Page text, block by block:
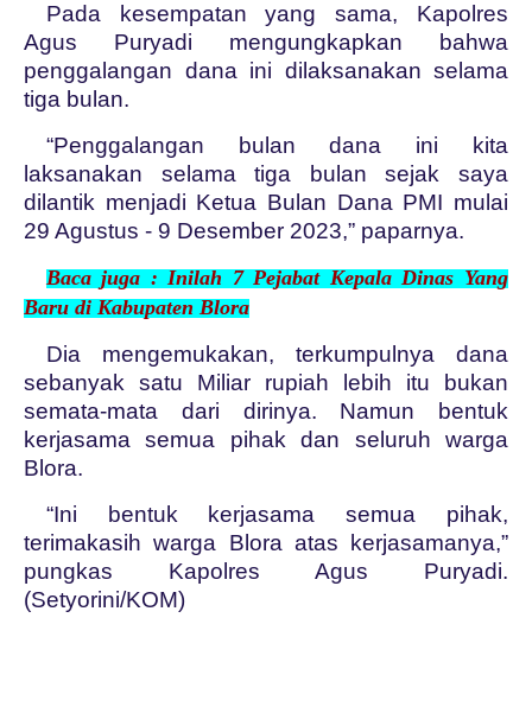
Pada kesempatan yang sama, Kapolres
Agus Puryadi mengungkapkan bahwa
penggalangan dana ini dilaksanakan selama
tiga bulan.
“Penggalangan bulan dana ini kita
laksanakan selama tiga bulan sejak saya
dilantik menjadi Ketua Bulan Dana PMI mulai
29 Agustus - 9 Desember 2023,” paparnya.
Baca juga :Inilah 7 Pejabat Kepala Dinas Yang
Baru di Kabupaten Blora
Dia mengemukakan, terkumpulnya dana
sebanyak satu Miliar rupiah lebih itu bukan
semata-mata dari dirinya. Namun bentuk
kerjasama semua pihak dan seluruh warga
Blora.
“Ini bentuk kerjasama semua pihak,
terimakasih warga Blora atas kerjasamanya,”
pungkas Kapolres Agus Puryadi.
(Setyorini/KOM)